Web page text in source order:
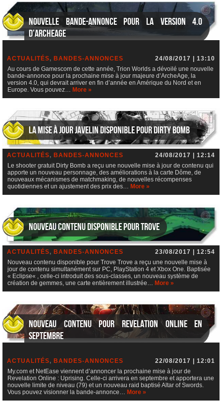
Nouvelle bande-annonce pour la version 4.0
d’ArcheAge
ACTUALITÉS, BANDES-ANNONCES
24/08/2017 | 13:10
Au cours de Gamescom de cette année, Trion Worlds a dévoilé une nouvelle
bande-annonce pour la prochaine mise à jour majeure d’ArcheAge, la
version 4.0, qui devrait arriver en fin d’année en Amérique du Nord et en
Europe. Vous pouvez… More »
La mise à jour Javelin disponible pour Dirty Bomb
ACTUALITÉS, BANDES-ANNONCES
24/08/2017 | 12:14
Le shooter gratuit Dirty Bomb a reçu une nouvelle mise à jour de contenu qui
apporte un nouveau personnage, des améliorations à la carte Dôme, de
nouveaux mécanismes de matchmaking, de nouvelles récompenses
quotidiennes et un ajustement des prix des… More »
Nouveau contenu disponible pour Trove
ACTUALITÉS, BANDES-ANNONCES
23/08/2017 | 12:54
Nouveau contenu disponible pour Trove Trove a reçu une nouvelle mise à
jour de contenu simultanément sur PC, PlayStation 4 et Xbox One. Baptisée
« Eclipse« , celle-ci introduit des sous-classes, un nouveau système de
création de gemmes, une carte entièrement illustrée… More »
Nouveau contenu pour Revelation Online en
septembre
ACTUALITÉS, BANDES-ANNONCES
22/08/2017 | 12:01
My.com et NetEase viennent d’annoncer la prochaine mise à jour de
Revelation Online : Uprising. Celle-ci arrivera en septembre et apportera une
nouvelle limite de niveau (79) et un nouveau raid baptisé Altar of Swords.
Vous pouvez visionner la bande-annonce… More »